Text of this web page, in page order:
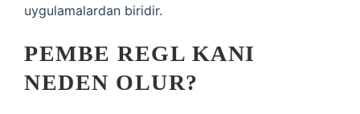
uygulamalardan biridir.
PEMBE REGL KANI
NEDEN OLUR?